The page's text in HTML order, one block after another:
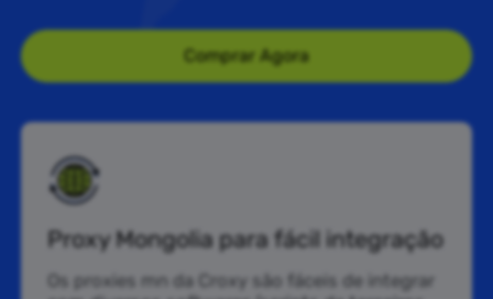
Comprar Agora
Proxy Mongolia para fácil integração
Os proxies mn da Croxy são fáceis de integrar